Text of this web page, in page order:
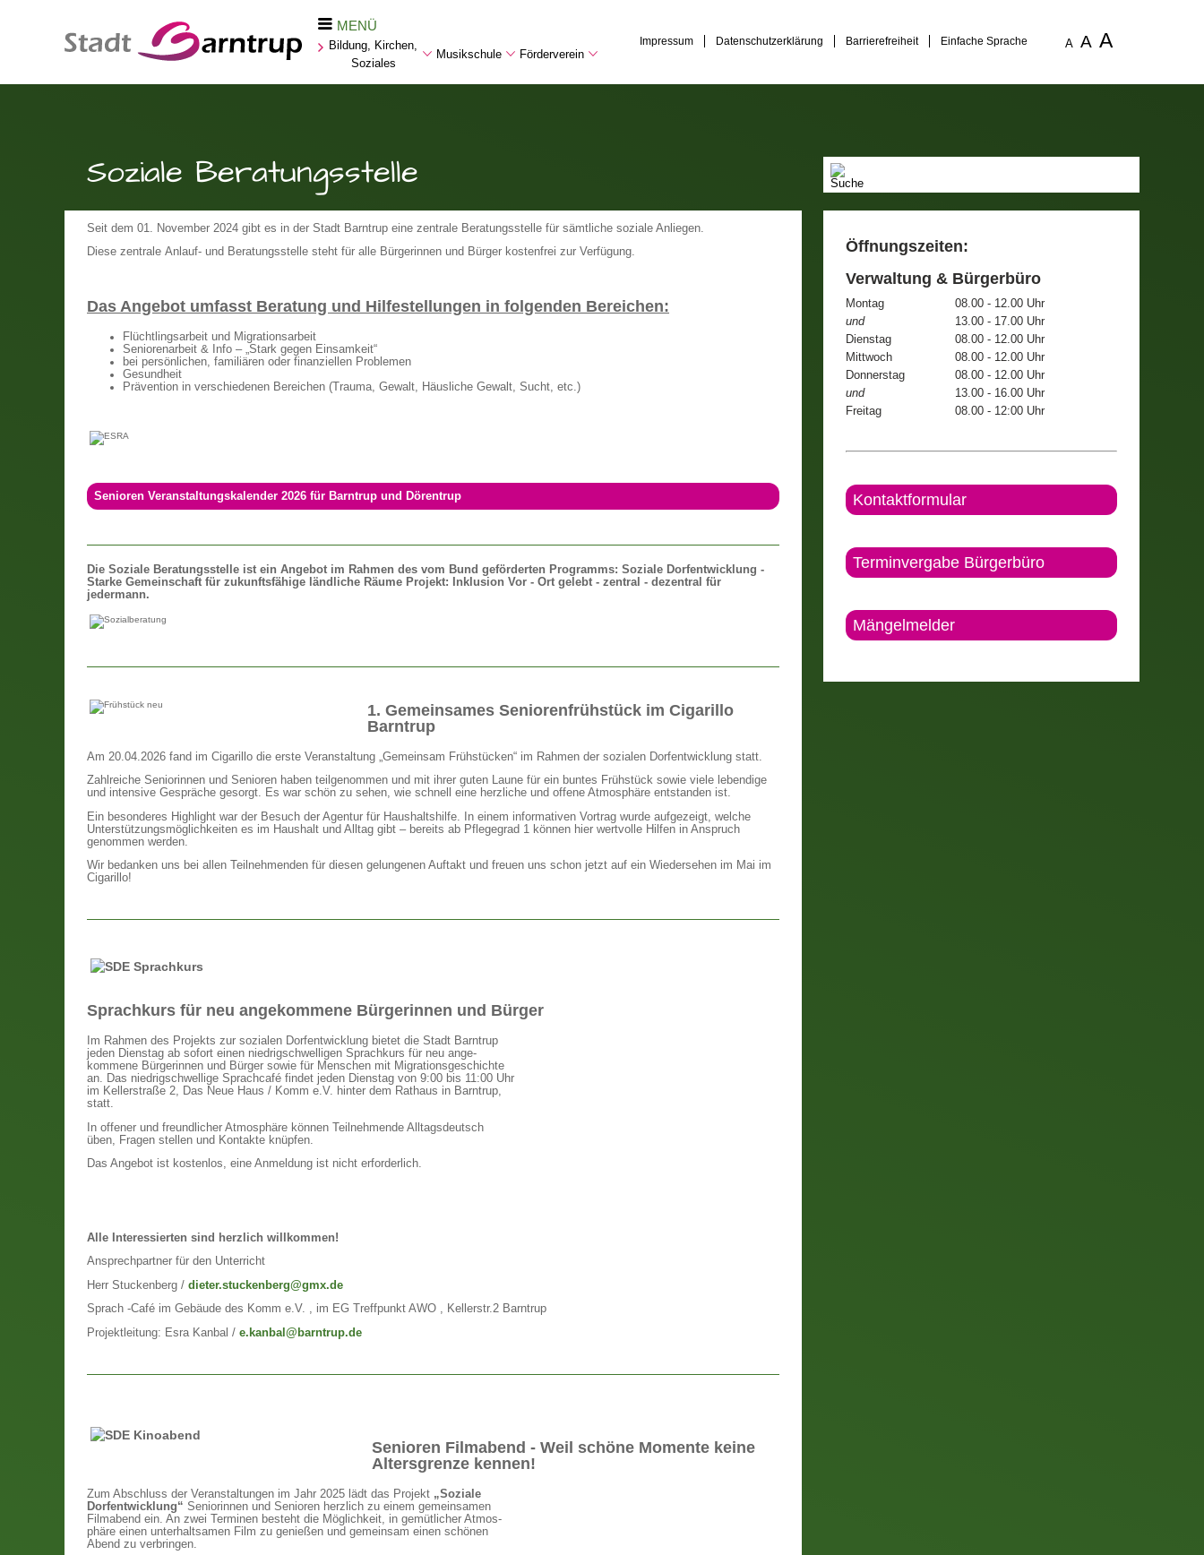
MENÜ
Bildung, Kirchen,
Soziales
Musikschule Förderverein
Impressum Datenschutzerklärung Barrierefreiheit Einfache Sprache A A A
Soziale Beratungsstelle
Seit dem 01. November 2024 gibt es in der Stadt Barntrup eine zentrale Beratungsstelle für sämtliche soziale Anliegen.
Diese zentrale Anlauf- und Beratungsstelle steht für alle Bürgerinnen und Bürger kostenfrei zur Verfügung.
Das Angebot umfasst Beratung und Hilfestellungen in folgenden Bereichen:
Flüchtlingsarbeit und Migrationsarbeit
Seniorenarbeit & Info – „Stark gegen Einsamkeit“
bei persönlichen, familiären oder finanziellen Problemen
Gesundheit
Prävention in verschiedenen Bereichen (Trauma, Gewalt, Häusliche Gewalt, Sucht, etc.)
Senioren Veranstaltungskalender 2026 für Barntrup und Dörentrup
Die Soziale Beratungsstelle ist ein Angebot im Rahmen des vom Bund geförderten Programms: Soziale Dorfentwicklung -
Starke Gemeinschaft für zukunftsfähige ländliche Räume Projekt: Inklusion Vor - Ort gelebt - zentral - dezentral für
jedermann.
1. Gemeinsames Seniorenfrühstück im Cigarillo
Barntrup
Am 20.04.2026 fand im Cigarillo die erste Veranstaltung „Gemeinsam Frühstücken“ im Rahmen der sozialen Dorfentwicklung statt.
Zahlreiche Seniorinnen und Senioren haben teilgenommen und mit ihrer guten Laune für ein buntes Frühstück sowie viele lebendige
und intensive Gespräche gesorgt. Es war schön zu sehen, wie schnell eine herzliche und offene Atmosphäre entstanden ist.
Ein besonderes Highlight war der Besuch der Agentur für Haushaltshilfe. In einem informativen Vortrag wurde aufgezeigt, welche
Unterstützungsmöglichkeiten es im Haushalt und Alltag gibt – bereits ab Pflegegrad 1 können hier wertvolle Hilfen in Anspruch
genommen werden.
Wir bedanken uns bei allen Teilnehmenden für diesen gelungenen Auftakt und freuen uns schon jetzt auf ein Wiedersehen im Mai im
Cigarillo!
Sprachkurs für neu angekommene Bürgerinnen und Bürger
Im Rahmen des Projekts zur sozialen Dorfentwicklung bietet die Stadt Barntrup
jeden Dienstag ab sofort einen niedrigschwelligen Sprachkurs für neu ange-
kommene Bürgerinnen und Bürger sowie für Menschen mit Migrationsgeschichte
an. Das niedrigschwellige Sprachcafé findet jeden Dienstag von 9:00 bis 11:00 Uhr
im Kellerstraße 2, Das Neue Haus / Komm e.V. hinter dem Rathaus in Barntrup,
statt.
In offener und freundlicher Atmosphäre können Teilnehmende Alltagsdeutsch
üben, Fragen stellen und Kontakte knüpfen.
Das Angebot ist kostenlos, eine Anmeldung ist nicht erforderlich.
Alle Interessierten sind herzlich willkommen!
Ansprechpartner für den Unterricht
Herr Stuckenberg / dieter.stuckenberg@gmx.de
Sprach -Café im Gebäude des Komm e.V. , im EG Treffpunkt AWO , Kellerstr.2 Barntrup
Projektleitung: Esra Kanbal / e.kanbal@barntrup.de
Senioren Filmabend - Weil schöne Momente keine
Altersgrenze kennen!
Zum Abschluss der Veranstaltungen im Jahr 2025 lädt das Projekt „Soziale
Dorfentwicklung“ Seniorinnen und Senioren herzlich zu einem gemeinsamen
Filmabend ein. An zwei Terminen besteht die Möglichkeit, in gemütlicher Atmos-
phäre einen unterhaltsamen Film zu genießen und gemeinsam einen schönen
Abend zu verbringen.
Öffnungszeiten:
Verwaltung & Bürgerbüro
Montag
08.00 - 12.00 Uhr
und
13.00 - 17.00 Uhr
Dienstag
08.00 - 12.00 Uhr
Mittwoch
08.00 - 12.00 Uhr
Donnerstag
08.00 - 12.00 Uhr
und
13.00 - 16.00 Uhr
Freitag
08.00 - 12:00 Uhr
Kontaktformular
Terminvergabe Bürgerbüro
Mängelmelder